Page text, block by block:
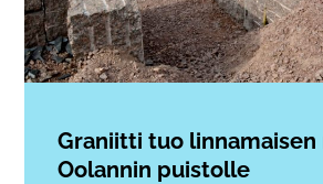
Graniitti tuo linnamaisen
Oolannin puistolle